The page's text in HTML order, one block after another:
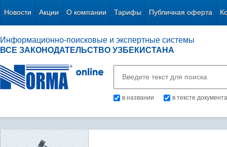
Новости Акции О компании Тарифы Публичная оферта
Информационно-поисковые и экспертные системы
ВСЕ ЗАКОНОДАТЕЛЬСТВО УЗБЕКИСТАНА
в названии в тексте документа